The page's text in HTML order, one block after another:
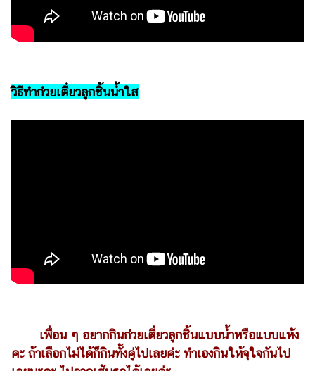
วิธีทำก๋วยเตี๋ยวลูกชิ้นน้ำใส
เพื่อน ๆ อยากกินก๋วยเตี๋ยวลูกชิ้นแบบน้ำหรือแบบแห้ง
คะ ถ้าเลือกไม่ได้ก็กินทั้งคู่ไปเลยค่ะ ทำเองกินให้จุใจกันไป